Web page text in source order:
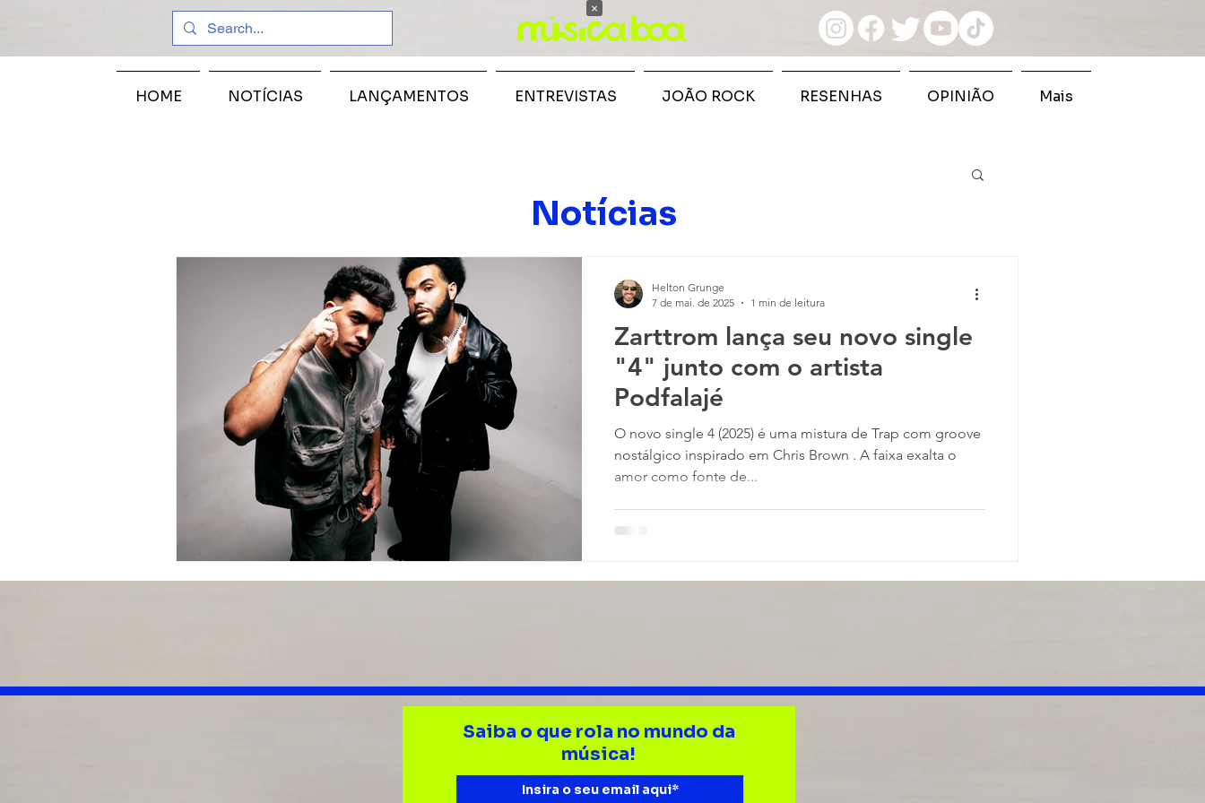
Zarttrom lança seu novo single
"4" junto com o artista
Podfalajé
O novo single 4 (2025) é uma mistura de Trap com groove
nostálgico inspirado em Chris Brown . A faixa exalta o
amor como fonte de...
Helton Grunge
7 de mai. de 2025
1 min de leitura
Notícias
HOME NOTÍCIAS LANÇAMENTOS ENTREVISTAS JOÃO ROCK RESENHAS OPINIÃO Mais
Saiba o que rola no mundo da
música!
×